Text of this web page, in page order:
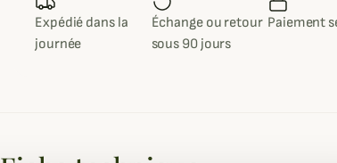
Expédié dans la
journée
Échange ou retour
sous 90 jours
Paiement